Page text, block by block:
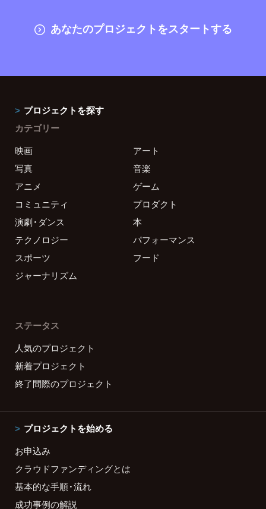
あなたのプロジェクトをスタートする
プロジェクトを探す
カテゴリー
映画
アート
写真
音楽
アニメ
ゲーム
コミュニティ
プロダクト
演劇・ダンス
本
テクノロジー
パフォーマンス
スポーツ
フード
ジャーナリズム
ステータス
人気のプロジェクト
新着プロジェクト
終了間際のプロジェクト
プロジェクトを始める
お申込み
クラウドファンディングとは
基本的な手順・流れ
成功事例の解説